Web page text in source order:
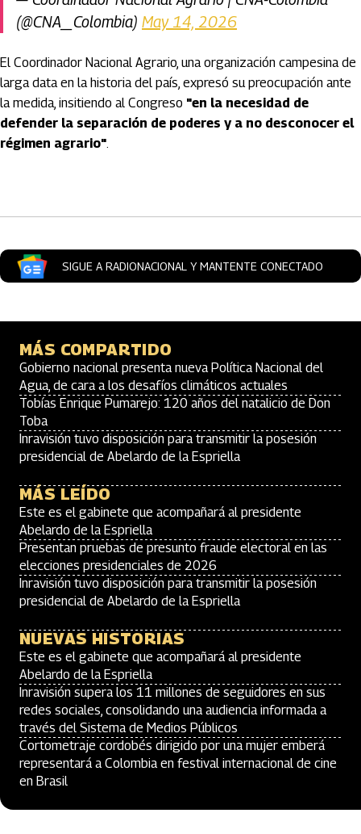
(@CNA_Colombia) May 14, 2026
El Coordinador Nacional Agrario, una organización campesina de
larga data en la historia del país, expresó su preocupación ante
la medida, insitiendo al Congreso "en la necesidad de
defender la separación de poderes y a no desconocer el
régimen agrario".
SIGUE A RADIONACIONAL Y MANTENTE CONECTADO
MÁS COMPARTIDO
Gobierno nacional presenta nueva Política Nacional del
Agua, de cara a los desafíos climáticos actuales
Tobías Enrique Pumarejo: 120 años del natalicio de Don
Toba
Inravisión tuvo disposición para transmitir la posesión
presidencial de Abelardo de la Espriella
MÁS LEÍDO
Este es el gabinete que acompañará al presidente
Abelardo de la Espriella
Presentan pruebas de presunto fraude electoral en las
elecciones presidenciales de 2026
Inravisión tuvo disposición para transmitir la posesión
presidencial de Abelardo de la Espriella
NUEVAS HISTORIAS
Este es el gabinete que acompañará al presidente
Abelardo de la Espriella
Inravisión supera los 11 millones de seguidores en sus
redes sociales, consolidando una audiencia informada a
través del Sistema de Medios Públicos
Cortometraje cordobés dirigido por una mujer emberá
representará a Colombia en festival internacional de cine
en Brasil